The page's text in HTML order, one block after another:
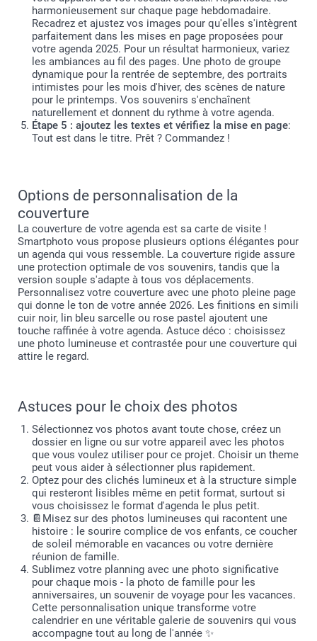
harmonieusement sur chaque page hebdomadaire.
Recadrez et ajustez vos images pour qu'elles s'intègrent
parfaitement dans les mises en page proposées pour
votre agenda 2025. Pour un résultat harmonieux, variez
les ambiances au fil des pages. Une photo de groupe
dynamique pour la rentrée de septembre, des portraits
intimistes pour les mois d'hiver, des scènes de nature
pour le printemps. Vos souvenirs s'enchaînent
naturellement et donnent du rythme à votre agenda.
Étape 5 : ajoutez les textes et vérifiez la mise en page:
Tout est dans le titre. Prêt ? Commandez !
Options de personnalisation de la
couverture
La couverture de votre agenda est sa carte de visite !
Smartphoto vous propose plusieurs options élégantes pour
un agenda qui vous ressemble. La couverture rigide assure
une protection optimale de vos souvenirs, tandis que la
version souple s'adapte à tous vos déplacements.
Personnalisez votre couverture avec une photo pleine page
qui donne le ton de votre année 2026. Les finitions en simili
cuir noir, lin bleu sarcelle ou rose pastel ajoutent une
touche raffinée à votre agenda. Astuce déco : choisissez
une photo lumineuse et contrastée pour une couverture qui
attire le regard.
Astuces pour le choix des photos
Sélectionnez vos photos avant toute chose, créez un
dossier en ligne ou sur votre appareil avec les photos
que vous voulez utiliser pour ce projet. Choisir un theme
peut vous aider à sélectionner plus rapidement.
Optez pour des clichés lumineux et à la structure simple
qui resteront lisibles même en petit format, surtout si
vous choisissez le format d'agenda le plus petit.
📔Misez sur des photos lumineuses qui racontent une
histoire : le sourire complice de vos enfants, ce coucher
de soleil mémorable en vacances ou votre dernière
réunion de famille.
Sublimez votre planning avec une photo significative
pour chaque mois - la photo de famille pour les
anniversaires, un souvenir de voyage pour les vacances.
Cette personnalisation unique transforme votre
calendrier en une véritable galerie de souvenirs qui vous
accompagne tout au long de l'année ✨